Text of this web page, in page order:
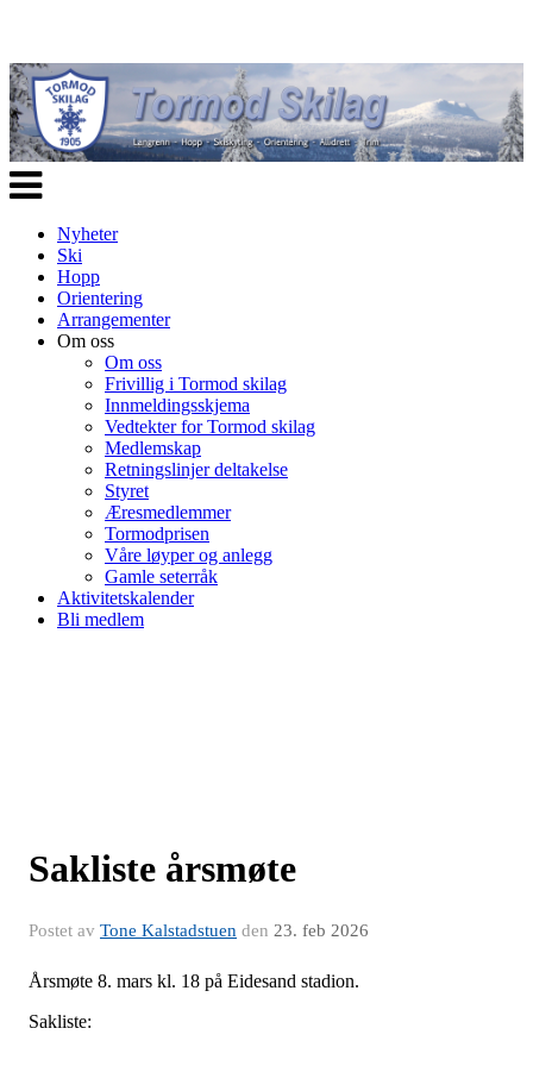
Veksle
navigasjon
Nyheter
Ski
Hopp
Orientering
Arrangementer
Om oss
Om oss
Frivillig i Tormod skilag
Innmeldingsskjema
Vedtekter for Tormod skilag
Medlemskap
Retningslinjer deltakelse
Styret
Æresmedlemmer
Tormodprisen
Våre løyper og anlegg
Gamle seterråk
Aktivitetskalender
Bli medlem
Sakliste årsmøte
Postet av Tone Kalstadstuen den 23. feb 2026
Årsmøte 8. mars kl. 18 på Eidesand stadion.
Sakliste: